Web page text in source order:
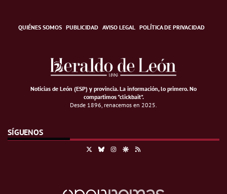
QUIÉNES SOMOS PUBLICIDAD AVISO LEGAL POLÍTICA DE PRIVACIDAD
Noticias de León (ESP) y provincia. La información, lo primero.No
compartimos "clickbait".
Desde 1896, renacemos en 2025.
SÍGUENOS
BlueskyInstagramGoogle Discover